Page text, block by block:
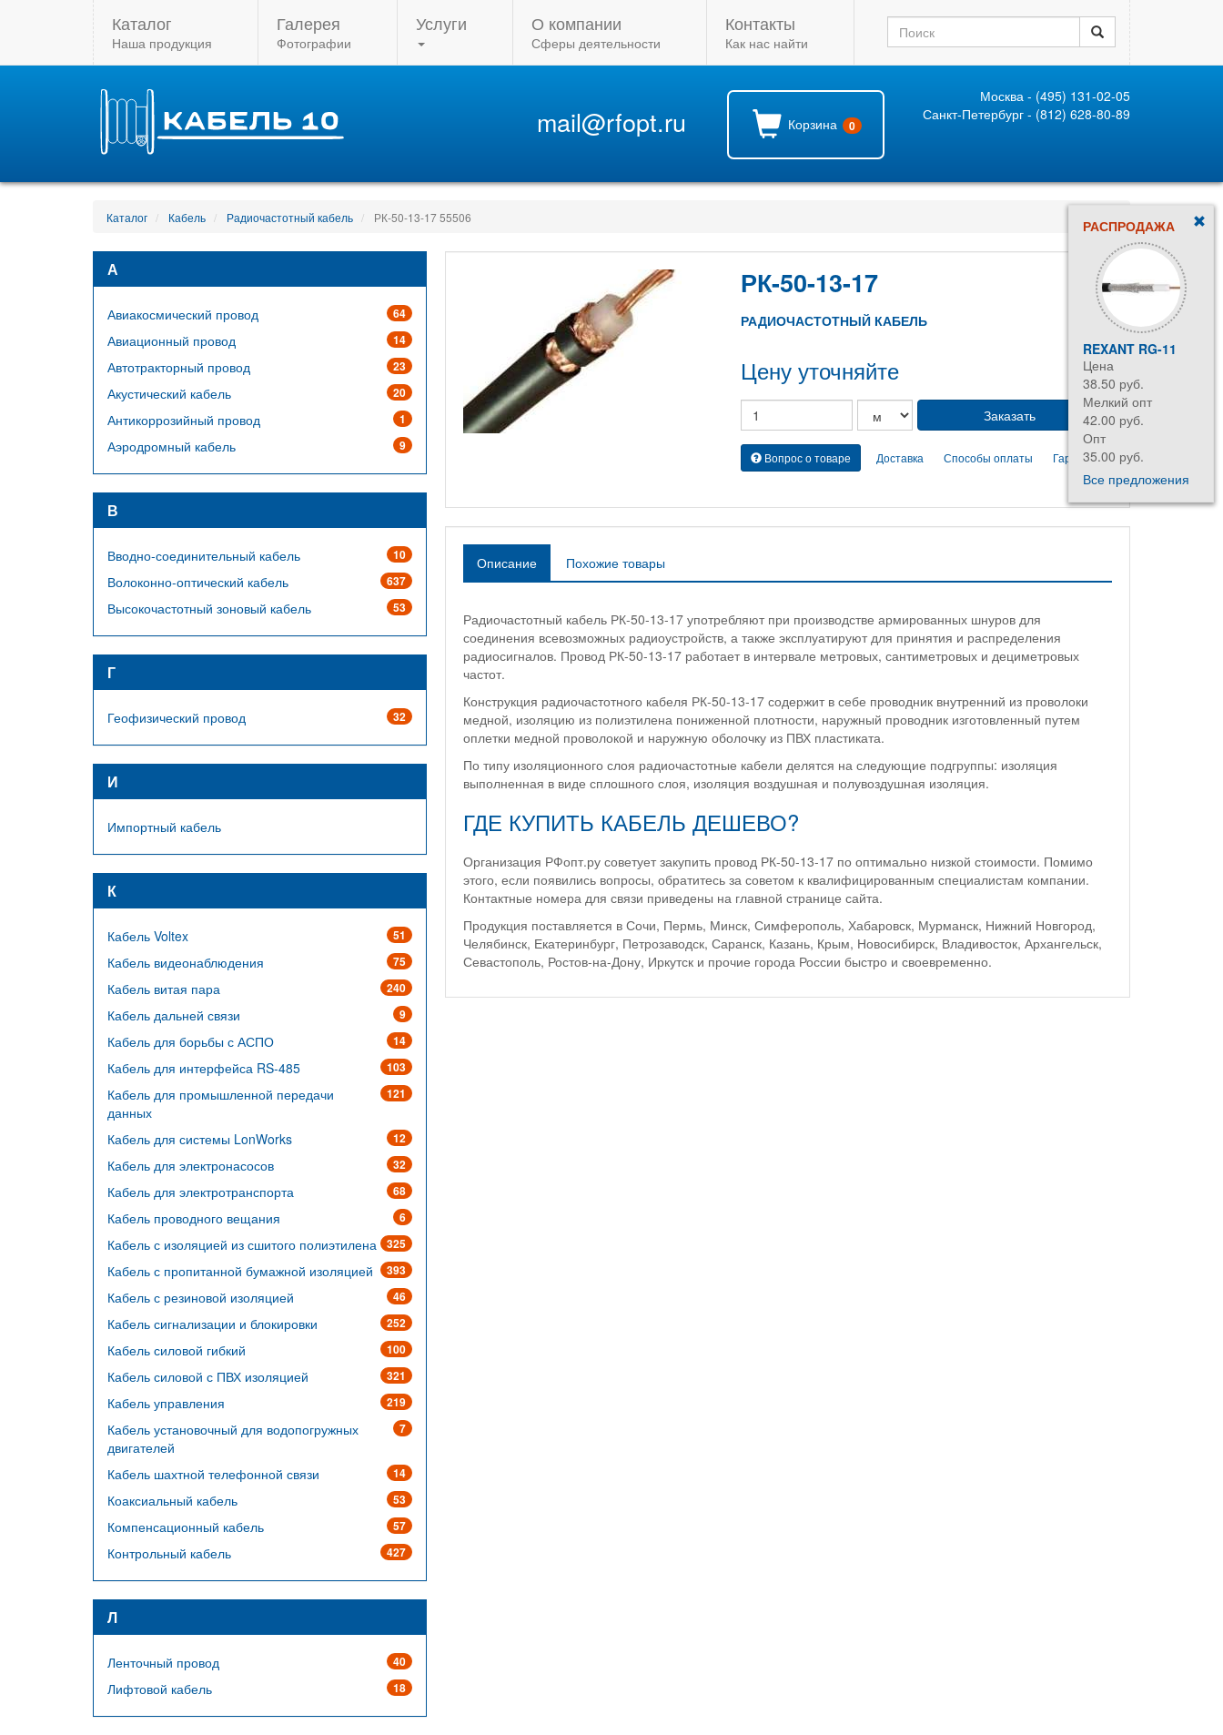
Каталог
Наша продукция
Галерея
Фотографии
Услуги О компании
Сферы деятельности
Контакты
Как нас найти
mail@rfopt.ru Корзина 0
Москва - (495) 131-02-05
Санкт-Петербург - (812) 628-80-89
РАСПРОДАЖА
REXANT RG-11
Цена
38.50 руб.
Мелкий опт
42.00 руб.
Опт
35.00 руб.
Все предложения
Каталог Кабель Радиочастотный кабель РК-50-13-17 55506
А
64
Авиакосмический провод
14
Авиационный провод
23
Автотракторный провод
20
Акустический кабель
1
Антикоррозийный провод
9
Аэродромный кабель
В
10
Вводно-соединительный кабель
637
Волоконно-оптический кабель
53
Высокочастотный зоновый кабель
Г
32
Геофизический провод
И
Импортный кабель
К
51
Кабель Voltex
75
Кабель видеонаблюдения
240
Кабель витая пара
9
Кабель дальней связи
14
Кабель для борьбы с АСПО
103
Кабель для интерфейса RS-485
121
Кабель для промышленной передачи
данных
12
Кабель для системы LonWorks
32
Кабель для электронасосов
68
Кабель для электротранспорта
6
Кабель проводного вещания
325
Кабель с изоляцией из сшитого полиэтилена
393
Кабель с пропитанной бумажной изоляцией
46
Кабель с резиновой изоляцией
252
Кабель сигнализации и блокировки
100
Кабель силовой гибкий
321
Кабель силовой с ПВХ изоляцией
219
Кабель управления
7
Кабель установочный для водопогружных
двигателей
14
Кабель шахтной телефонной связи
53
Коаксиальный кабель
57
Компенсационный кабель
427
Контрольный кабель
Л
40
Ленточный провод
18
Лифтовой кабель
РК-50-13-17
РАДИОЧАСТОТНЫЙ КАБЕЛЬ
Цену уточняйте
Вопрос о товаре Гарантии
Способы оплаты
Доставка
Описание Похожие товары
Радиочастотный кабель РК-50-13-17 употребляют при производстве армированных шнуров для
соединения всевозможных радиоустройств, а также эксплуатируют для принятия и распределения
радиосигналов. Провод РК-50-13-17 работает в интервале метровых, сантиметровых и дециметровых
частот.
Конструкция радиочастотного кабеля РК-50-13-17 содержит в себе проводник внутренний из проволоки
медной, изоляцию из полиэтилена пониженной плотности, наружный проводник изготовленный путем
оплетки медной проволокой и наружную оболочку из ПВХ пластиката.
По типу изоляционного слоя радиочастотные кабели делятся на следующие подгруппы: изоляция
выполненная в виде сплошного слоя, изоляция воздушная и полувоздушная изоляция.
ГДЕ КУПИТЬ КАБЕЛЬ ДЕШЕВО?
Организация РФопт.ру советует закупить провод РК-50-13-17 по оптимально низкой стоимости. Помимо
этого, если появились вопросы, обратитесь за советом к квалифицированным специалистам компании.
Контактные номера для связи приведены на главной странице сайта.
Продукция поставляется в Сочи, Пермь, Минск, Симферополь, Хабаровск, Мурманск, Нижний Новгород,
Челябинск, Екатеринбург, Петрозаводск, Саранск, Казань, Крым, Новосибирск, Владивосток, Архангельск,
Севастополь, Ростов-на-Дону, Иркутск и прочие города России быстро и своевременно.